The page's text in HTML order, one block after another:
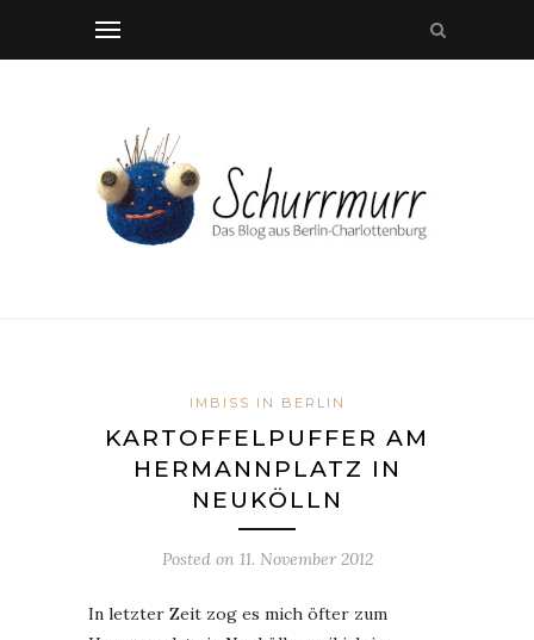
IMBISS IN BERLIN
KARTOFFELPUFFER AM
HERMANNPLATZ IN
NEUKÖLLN
Posted on 11. November 2012
In letzter Zeit zog es mich öfter zum